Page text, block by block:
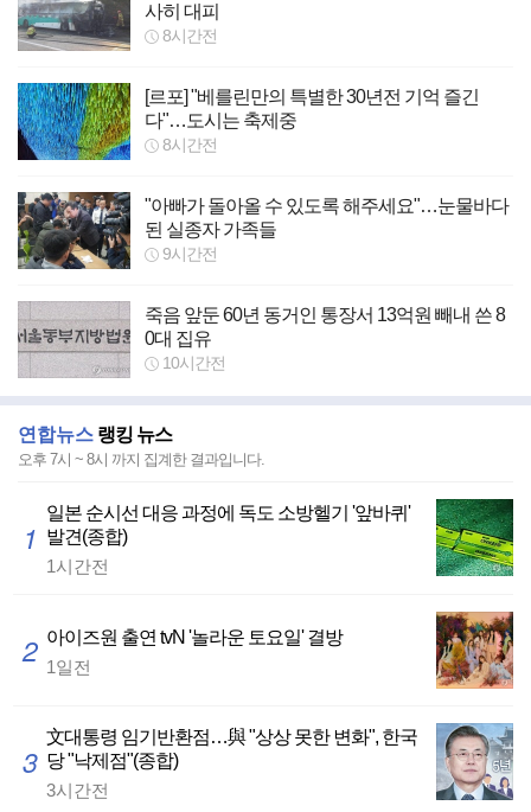
사히 대피
8시간전
[르포] "베를린만의 특별한 30년전 기억 즐긴
다"…도시는 축제중
8시간전
"아빠가 돌아올 수 있도록 해주세요"…눈물바다
된 실종자 가족들
9시간전
죽음 앞둔 60년 동거인 통장서 13억원 빼내 쓴 8
0대 집유
10시간전
연합뉴스랭킹 뉴스
오후 7시 ~ 8시 까지 집계한 결과입니다.
1
일본 순시선 대응 과정에 독도 소방헬기 '앞바퀴'
발견(종합)
1시간전
2 아이즈원 출연 tvN '놀라운 토요일' 결방
1일전
3
文대통령 임기반환점…與 "상상 못한 변화", 한국
당 "낙제점"(종합)
3시간전